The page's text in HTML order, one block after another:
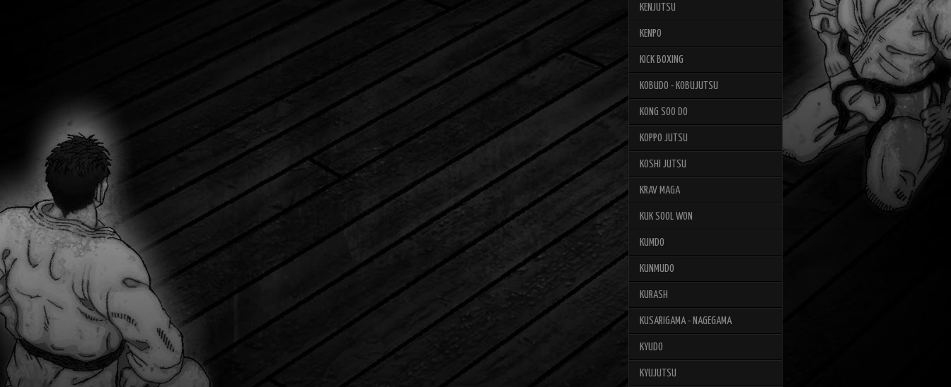
KENJUTSU
KENPO
KICK BOXING
KOBUDO - KOBUJUTSU
KONG SOO DO
KOPPO JUTSU
KOSHI JUTSU
KRAV MAGA
KUK SOOL WON
KUMDO
KUNMUDO
KURASH
KUSARIGAMA - NAGEGAMA
KYUDO
KYUJUTSU